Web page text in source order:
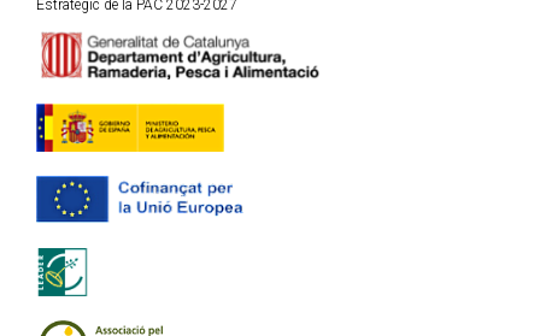
Estratègic de la PAC 2023-2027